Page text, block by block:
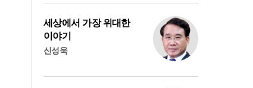
세상에서 가장 위대한
이야기
신성욱